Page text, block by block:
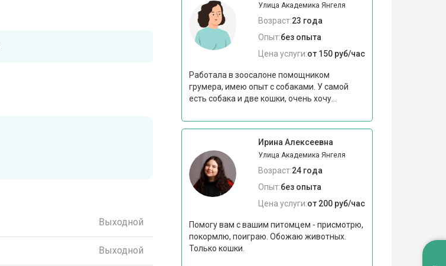
Выходной
Выходной
Улица Академика Янгеля
Возраст:23 года
Опыт:без опыта
Цена услуги:от 150 руб/час
Работала в зоосалоне помощником
грумера, имею опыт с собаками. У самой
есть собака и две кошки, очень хочу...
Ирина Алексеевна
Улица Академика Янгеля
Возраст:24 года
Опыт:без опыта
Цена услуги:от 200 руб/час
Помогу вам с вашим питомцем - присмотрю,
покормлю, поиграю. Обожаю животных.
Только кошки.